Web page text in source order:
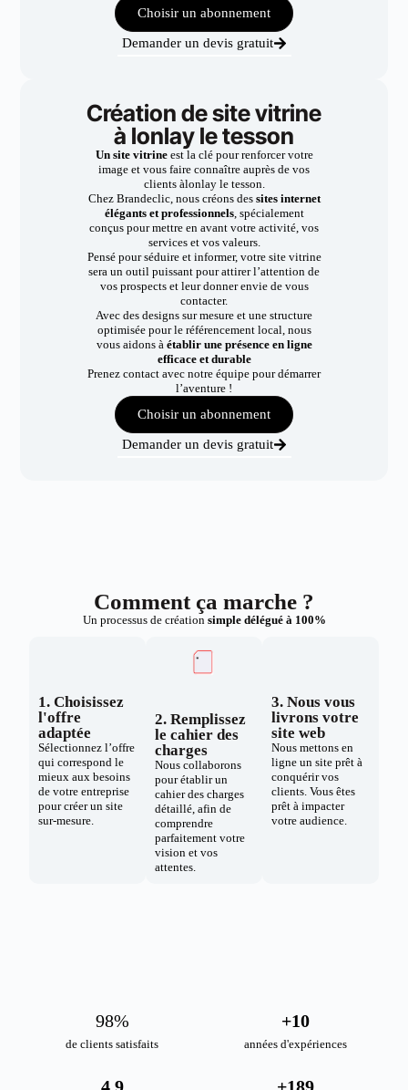
Choisir un abonnement
Demander un devis gratuit
Création de site vitrine
à lonlay le tesson
Un site vitrineest la clé pour renforcer votre
image et vous faire connaître auprès de vos
clients àlonlay le tesson.
Chez Brandeclic, nous créons dessites internet
élégants et professionnels, spécialement
conçus pour mettre en avant votre activité, vos
services et vos valeurs.
Pensé pour séduire et informer, votre site vitrine
sera un outil puissant pour attirer l’attention de
vos prospects et leur donner envie de vous
contacter.
Avec des designs sur mesure et une structure
optimisée pour le référencement local, nous
vous aidons à établir une présence en ligne
efficace et durable
Prenez contact avec notre équipe pour démarrer
l’aventure !
Choisir un abonnement
Demander un devis gratuit
Comment ça marche ?
Un processus de création simple délégué à 100%
1. Choisissez
l'offre
adaptée
Sélectionnez l’offre
qui correspond le
mieux aux besoins
de votre entreprise
pour créer un site
sur-mesure.
2. Remplissez
le cahier des
charges
Nous collaborons
pour établir un
cahier des charges
détaillé, afin de
comprendre
parfaitement votre
vision et vos
attentes.
3. Nous vous
livrons votre
site web
Nous mettons en
ligne un site prêt à
conquérir vos
clients. Vous êtes
prêt à impacter
votre audience.
de clients satisfaits
98%
années d'expériences
+10